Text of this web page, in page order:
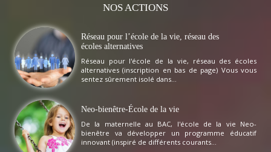
NOSACTIONS
Réseau pour l’école de la vie, réseau des
écoles alternatives
Réseau pour l'école de la vie, réseau des écoles
alternatives (inscription en bas de page) Vous vous
sentez sûrement isolé dans...
Neo-bienêtre-École de la vie
De la maternelle au BAC, l'école de la vie Neo-
bienêtre va développer un programme éducatif
innovant (inspiré de différents courants...